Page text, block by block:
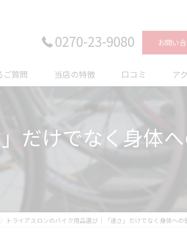
0270-23-9080 お問い
ご質問 当店の特徴
メンテナンス
フィッティング
口コミ ア
だけでなく身体
トライアスロンのバイク用品選び｜「速さ」だけでなく身体へ